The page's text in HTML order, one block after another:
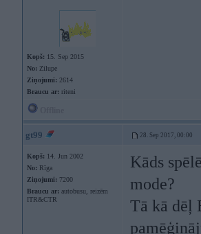
Kopš: 15. Sep 2015
No: Zilupe
Ziņojumi: 2614
Braucu ar: riteni
gt99 28. Sep 2017, 00:00
Kopš: 14. Jun 2002
No: Rīga
Ziņojumi: 7200
Braucu ar: autobusu, reizēm
ITR&CTR
Kāds
mode?
Tā kā dēļ